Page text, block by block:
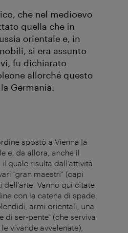
che nel medioevo
quella che in
orientale e, in
si era assunto
fu dichiarato
allorché questo
Germania.
spostò a Vienna la
e, da allora, anche il
quale risulta dall'attività
"gran maestri" (capi
dell'arte. Vanno qui citate
con la catena di spade
armi orientali, una
di ser-pente" (che serviva
vivande avvelenate),